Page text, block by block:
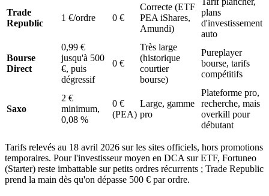
Trade
Republic
1 €/ordre 0 €
Correcte (ETF
PEA iShares,
Amundi)
plans
d'investissement
auto
Bourse
Direct
0,99 €
jusqu'à 500
€, puis
dégressif
0 €
Très large
(historique
courtier
bourse)
Pureplayer
bourse, tarifs
compétitifs
Saxo
2 €
minimum,
0,08 %
0 €
(PEA)
Large, gamme
pro
Plateforme pro,
recherche, mais
overkill pour
débutant
Tarifs relevés au 18 avril 2026 sur les sites officiels, hors promotions
temporaires. Pour l'investisseur moyen en DCA sur ETF, Fortuneo
(Starter) reste imbattable sur petits ordres récurrents ; Trade Republic
prend la main dès qu'on dépasse 500 € par ordre.